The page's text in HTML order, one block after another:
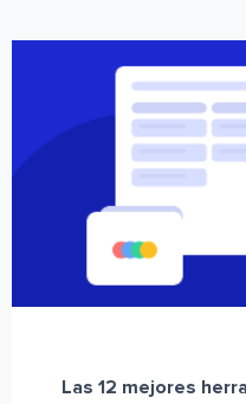
Las 12 mejores